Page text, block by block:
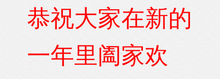
恭祝大家在新的
一年里阖家欢